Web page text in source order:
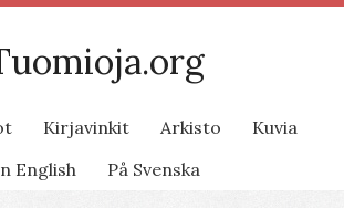
Kirjavinkit Arkisto
Kuvia
English
På Svenska